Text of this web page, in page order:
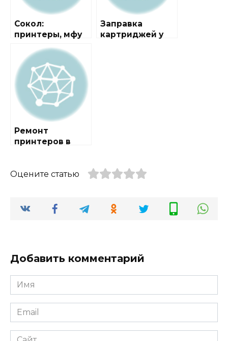
Сокол:
принтеры, мфу
Заправка
картриджей у
Ремонт
принтеров в
Оцените статью
Добавить комментарий
Имя
Email
Сайт